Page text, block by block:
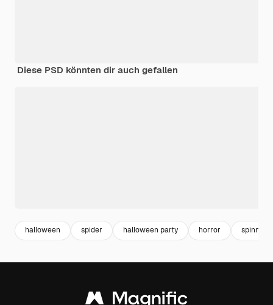
Diese PSD könnten dir auch gefallen
halloween spider halloween party horror spinne